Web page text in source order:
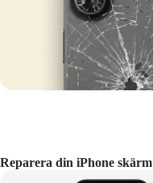
Reparera din iPhone skärm